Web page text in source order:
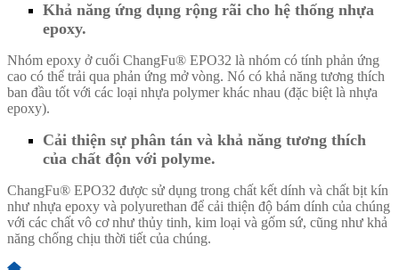
Khả năng ứng dụng rộng rãi cho hệ thống nhựa
epoxy.
Nhóm epoxy ở cuối ChangFu® EPO32 là nhóm có tính phản ứng
cao có thể trải qua phản ứng mở vòng. Nó có khả năng tương thích
ban đầu tốt với các loại nhựa polymer khác nhau (đặc biệt là nhựa
epoxy).
Cải thiện sự phân tán và khả năng tương thích
của chất độn với polyme.
ChangFu® EPO32 được sử dụng trong chất kết dính và chất bịt kín
như nhựa epoxy và polyurethan để cải thiện độ bám dính của chúng
với các chất vô cơ như thủy tinh, kim loại và gốm sứ, cũng như khả
năng chống chịu thời tiết của chúng.